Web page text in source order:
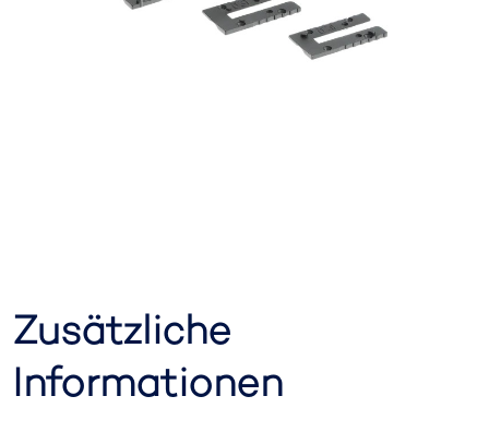
Zusätzliche
Informationen